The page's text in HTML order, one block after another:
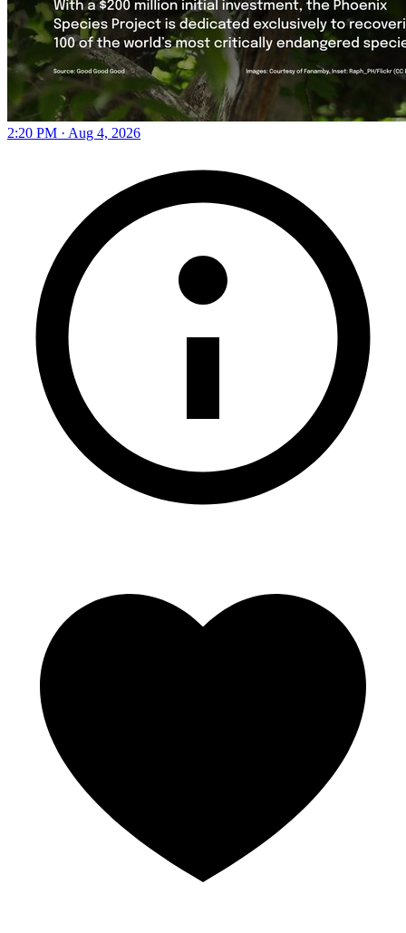
2:20 PM · Aug 4, 2026